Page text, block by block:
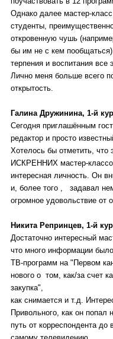
Однако далее мастер-
студенты,
откровенную чушь
бы им не с кем
терпения и воспитания все
Лично меня больше всего
открытость.
Галина Дружинина, 1-й
Сегодня приглашённым
редактор и просто
Хотелось бы отметить,
ИСКРЕННИХ мастер-
интересная личность. Он
и, более того , задавал
огромное удовольствие от
Никита Репринцев, 1-й
Достаточно интересный
что много информации
ТВ-программ на "Первом
нового о том, как/за счет
закупка",
как снимается и т.д.
Привольного, как он попал
путь от корреспондента